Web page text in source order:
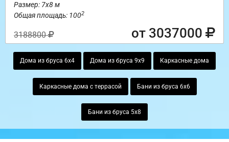
Размер: 7х8 м
Общая площадь: 1002
3188800 от 3037000
Дома из бруса 6х4 Дома из бруса 9х9 Каркасные дома
Каркасные дома с террасой Бани из бруса 6х6
Бани из бруса 5х8